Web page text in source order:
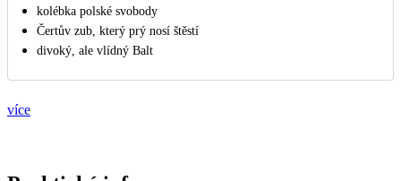
kolébka polské svobody
Čertův zub, který prý nosí štěstí
divoký, ale vlídný Balt
více